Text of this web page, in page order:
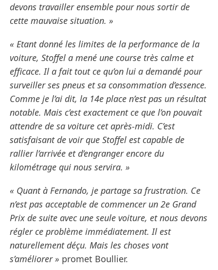
devons travailler ensemble pour nous sortir de
cette mauvaise situation. »
« Etant donné les limites de la performance de la
voiture, Stoffel a mené une course très calme et
efficace. Il a fait tout ce qu’on lui a demandé pour
surveiller ses pneus et sa consommation d’essence.
Comme je l’ai dit, la 14e place n’est pas un résultat
notable. Mais c’est exactement ce que l’on pouvait
attendre de sa voiture cet après-midi. C’est
satisfaisant de voir que Stoffel est capable de
rallier l’arrivée et d’engranger encore du
kilométrage qui nous servira. »
« Quant à Fernando, je partage sa frustration. Ce
n’est pas acceptable de commencer un 2e Grand
Prix de suite avec une seule voiture, et nous devons
régler ce problème immédiatement. Il est
naturellement déçu. Mais les choses vont
s’améliorer » promet Boullier.